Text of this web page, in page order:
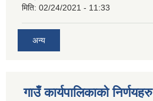
मिति: 02/24/2021 - 11:33
अन्य
गाउँ कार्यपालिकाको निर्णयहरु